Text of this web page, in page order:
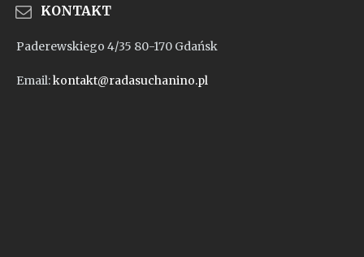
KONTAKT
Paderewskiego 4/35 80-170 Gdańsk
Email:kontakt@radasuchanino.pl